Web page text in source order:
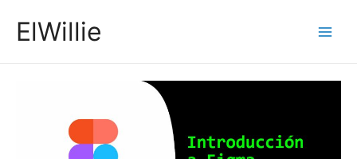
ElWillie